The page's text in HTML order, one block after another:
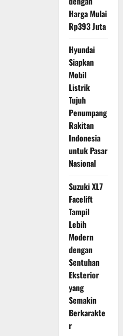
Harga Mulai
Rp393 Juta
Hyundai
Siapkan
Mobil
Listrik
Tujuh
Penumpang
Rakitan
Indonesia
untuk Pasar
Nasional
Suzuki XL7
Facelift
Tampil
Lebih
Modern
dengan
Sentuhan
Eksterior
yang
Semakin
Berkarakte
r